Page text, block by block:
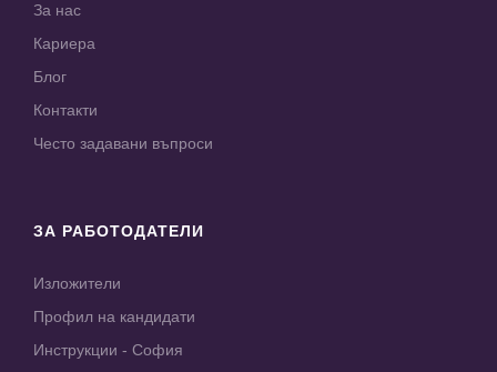
За нас
Кариера
Блог
Контакти
Често задавани въпроси
ЗА РАБОТОДАТЕЛИ
Изложители
Профил на кандидати
Инструкции - София